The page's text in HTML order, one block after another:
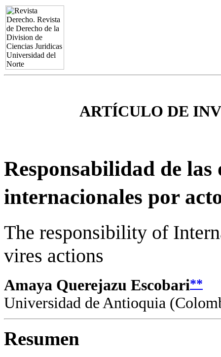
ARTÍCULO DE
Responsabilidad de las
internacionales por
The responsibility of
vires actions
Amaya Querejazu Escobari**
Universidad de Antioquia
Resumen